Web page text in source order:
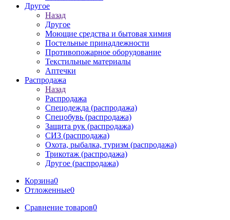
Другое
Назад
Другое
Моющие средства и бытовая химия
Постельные принадлежности
Противопожарное оборудование
Текстильные материалы
Аптечки
Распродажа
Назад
Распродажа
Спецодежда (распродажа)
Спецобувь (распродажа)
Защита рук (распродажа)
СИЗ (распродажа)
Охота, рыбалка, туризм (распродажа)
Трикотаж (распродажа)
Другое (распродажа)
Корзина0
Отложенные0
Сравнение товаров0